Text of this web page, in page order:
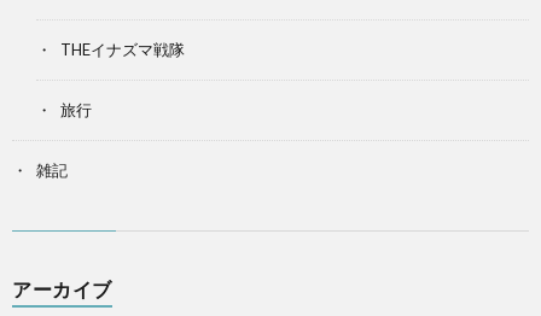
THEイナズマ戦隊
旅行
雑記
アーカイブ